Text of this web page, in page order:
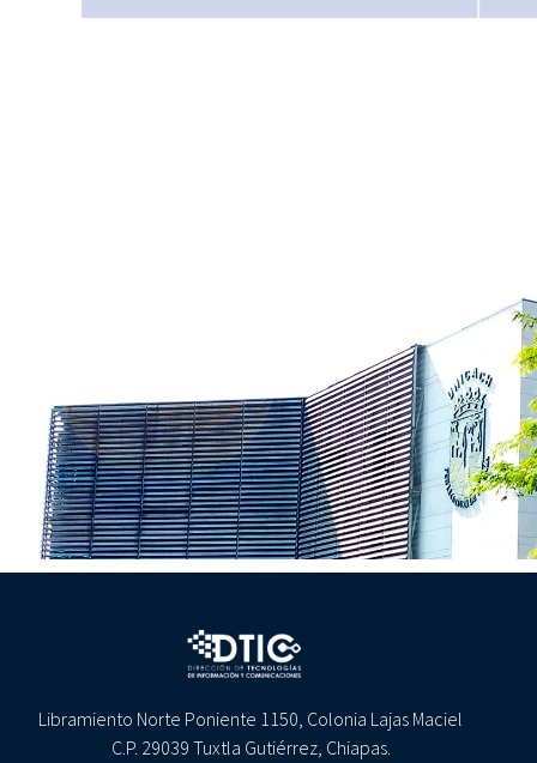
Libramiento Norte Poniente 1150, Colonia Lajas Maciel
C.P. 29039 Tuxtla Gutiérrez, Chiapas.